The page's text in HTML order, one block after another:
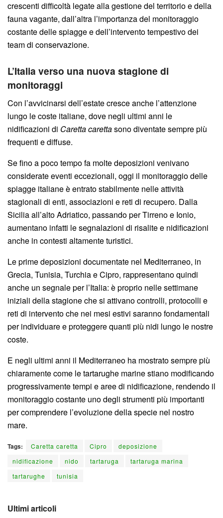
crescenti difficoltà legate alla gestione del territorio e della
fauna vagante, dall’altra l’importanza del monitoraggio
costante delle spiagge e dell’intervento tempestivo dei
team di conservazione.
L’Italia verso una nuova stagione di
monitoraggi
Con l’avvicinarsi dell’estate cresce anche l’attenzione
lungo le coste italiane, dove negli ultimi anni le
nidificazioni di Caretta carettasono diventate sempre più
frequenti e diffuse.
Se fino a poco tempo fa molte deposizioni venivano
considerate eventi eccezionali, oggi il monitoraggio delle
spiagge italiane è entrato stabilmente nelle attività
stagionali di enti, associazioni e reti di recupero. Dalla
Sicilia all’alto Adriatico, passando per Tirreno e Ionio,
aumentano infatti le segnalazioni di risalite e nidificazioni
anche in contesti altamente turistici.
Le prime deposizioni documentate nel Mediterraneo, in
Grecia, Tunisia, Turchia e Cipro, rappresentano quindi
anche un segnale per l’Italia: è proprio nelle settimane
iniziali della stagione che si attivano controlli, protocolli e
reti di intervento che nei mesi estivi saranno fondamentali
per individuare e proteggere quanti più nidi lungo le nostre
coste.
E negli ultimi anni il Mediterraneo ha mostrato sempre più
chiaramente come le tartarughe marine stiano modificando
progressivamente tempi e aree di nidificazione, rendendo il
monitoraggio costante uno degli strumenti più importanti
per comprendere l’evoluzione della specie nel nostro
mare.
Tags: Caretta caretta Cipro
deposizione
nidificazione
nido tartaruga
tartaruga marina
tartarughe
tunisia
Ultimi articoli